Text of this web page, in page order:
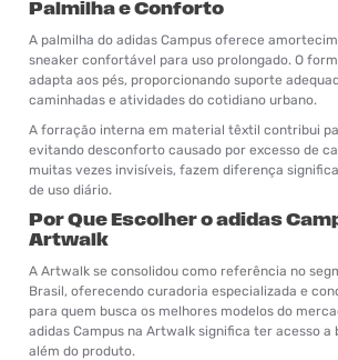
Palmilha e Conforto
A palmilha do adidas Campus oferece
sneaker confortável para uso prolongado. O
adapta aos pés, proporcionando suporte
caminhadas e atividades do cotidiano urbano.
A forração interna em material têxtil contribui
evitando desconforto causado por excesso de
muitas vezes invisíveis, fazem diferença
de uso diário.
Por Que Escolher o adidas
Artwalk
A Artwalk se consolidou como referência no
Brasil, oferecendo curadoria especializada e
para quem busca os melhores modelos do
adidas Campus na Artwalk significa ter acesso a
além do produto.